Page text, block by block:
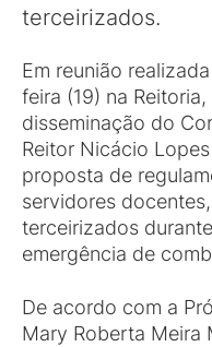
terceirizados.
Em reunião
feira (19) na
disseminação do
Reitor Nicácio
proposta de
servidores
terceirizados
emergência de
De acordo com a
Mary Roberta Meira